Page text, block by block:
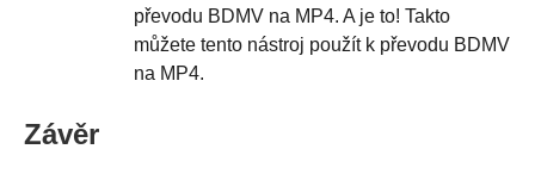
převodu BDMV na MP4. A je to! Takto
můžete tento nástroj použít k převodu BDMV
na MP4.
Závěr